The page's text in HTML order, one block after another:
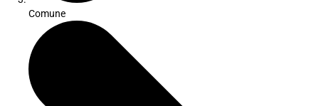
Comune